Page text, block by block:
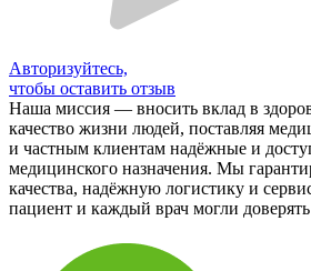
Авторизуйтесь,
чтобы оставить отзыв
Наша миссия — вносить вклад в
качество жизни людей, поставляя
и частным клиентам надёжные и
медицинского назначения. Мы
качества, надёжную логистику и
пациент и каждый врач могли